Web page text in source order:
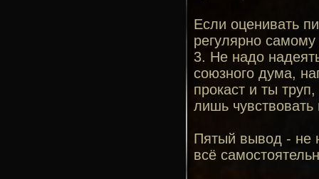
Если оценивать
регулярно
3. Не надо
союзного дума,
прокаст и ты
лишь
Пятый вывод - не
всё